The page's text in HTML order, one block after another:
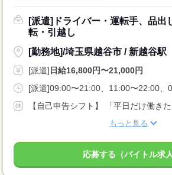
[派遣]ドライバー・運転手、品出
転・引越し
[勤務地]/埼玉県越谷市 / 新越谷駅
[派遣] 日給16,800円〜21,000円
[派遣]09:00〜21:00、11:00〜22:00、
もっと見る
応募する（バイトル求人